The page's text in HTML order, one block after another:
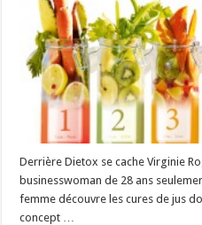
Derrière Dietox se cache Virginie
businesswoman de 28 ans
femme découvre les cures de jus
concept …